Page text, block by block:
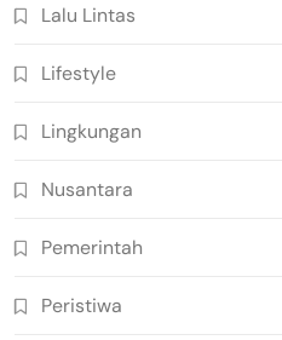
Lalu Lintas
Lifestyle
Lingkungan
Nusantara
Pemerintah
Peristiwa